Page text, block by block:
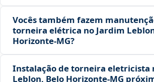
Vocês também fazem
torneira elétrica no Jardim
Horizonte‑MG?
Instalação de torneira eletricista
Leblon, Belo Horizonte‑MG